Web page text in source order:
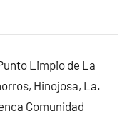
Limpio de La
Hinojosa, La.
Comunidad